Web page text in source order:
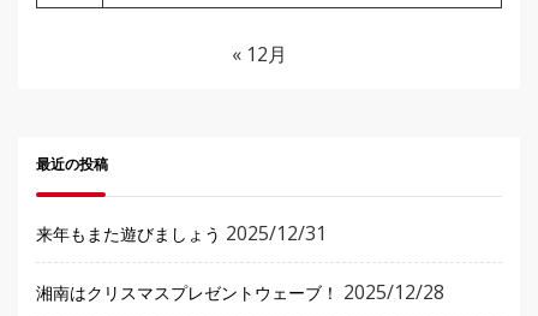
« 12月
最近の投稿
来年もまた遊びましょう 2025/12/31
湘南はクリスマスプレゼントウェーブ！ 2025/12/28